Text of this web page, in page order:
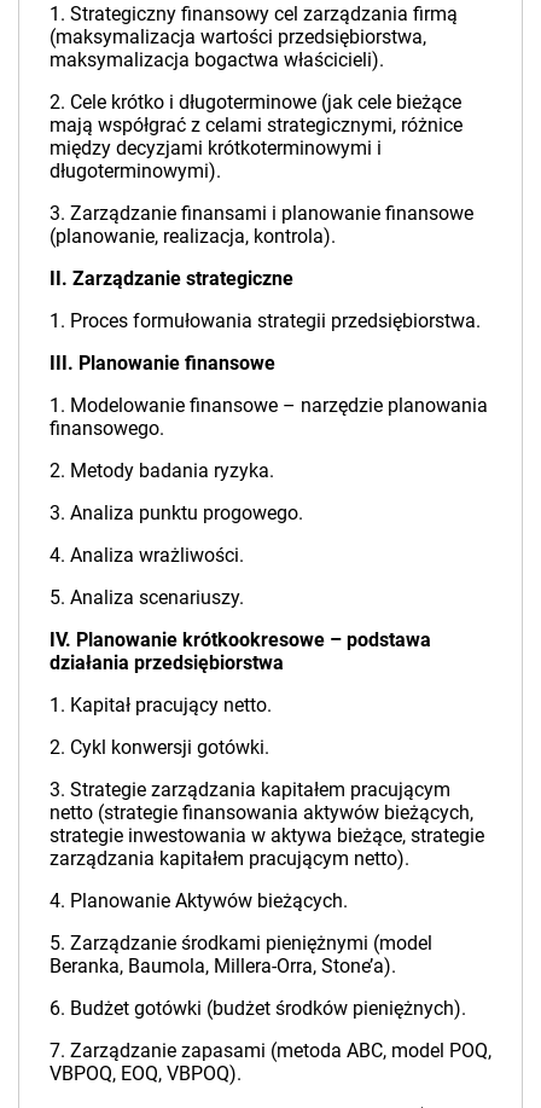
1. Strategiczny finansowy cel zarządzania firmą
(maksymalizacja wartości przedsiębiorstwa,
maksymalizacja bogactwa właścicieli).
2. Cele krótko i długoterminowe (jak cele bieżące
mają współgrać z celami strategicznymi, różnice
między decyzjami krótkoterminowymi i
długoterminowymi).
3. Zarządzanie finansami i planowanie finansowe
(planowanie, realizacja, kontrola).
II. Zarządzanie strategiczne
1. Proces formułowania strategii przedsiębiorstwa.
III. Planowanie finansowe
1. Modelowanie finansowe – narzędzie planowania
finansowego.
2. Metody badania ryzyka.
3. Analiza punktu progowego.
4. Analiza wrażliwości.
5. Analiza scenariuszy.
IV. Planowanie krótkookresowe – podstawa
działania przedsiębiorstwa
1. Kapitał pracujący netto.
2. Cykl konwersji gotówki.
3. Strategie zarządzania kapitałem pracującym
netto (strategie finansowania aktywów bieżących,
strategie inwestowania w aktywa bieżące, strategie
zarządzania kapitałem pracującym netto).
4. Planowanie Aktywów bieżących.
5. Zarządzanie środkami pieniężnymi (model
Beranka, Baumola, Millera-Orra, Stone’a).
6. Budżet gotówki (budżet środków pieniężnych).
7. Zarządzanie zapasami (metoda ABC, model POQ,
VBPOQ, EOQ, VBPOQ).